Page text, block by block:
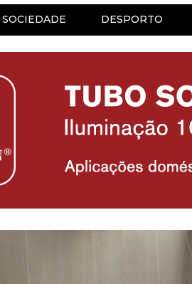
SOCIEDADE DESPORTO